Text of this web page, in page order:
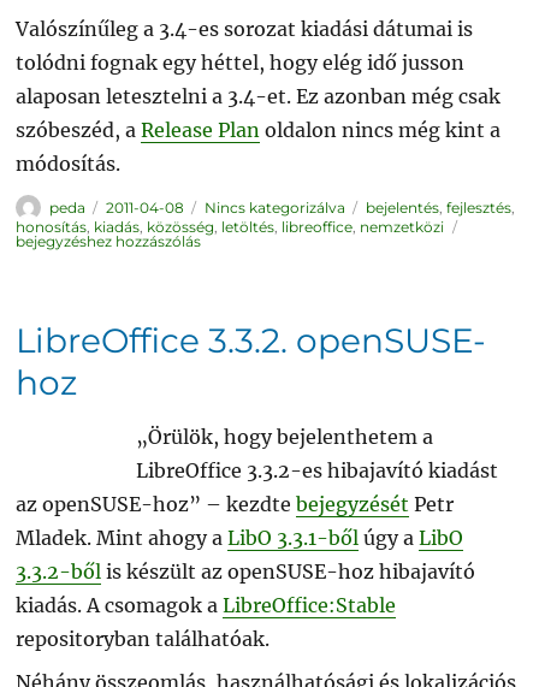
Valószínűleg a 3.4-es sorozat kiadási dátumai is
tolódni fognak egy héttel, hogy elég idő jusson
alaposan letesztelni a 3.4-et. Ez azonban még csak
szóbeszéd, aRelease Plan oldalon nincs még kint a
módosítás.
Szerző
peda Közzétéve
2011-04-08 Kategória
Nincs kategorizálva Címke
bejelentés, fejlesztés,
honosítás, kiadás, közösség, letöltés, libreoffice, nemzetközi
bejegyzéshez hozzászólás
LibreOffice 3.3.2. openSUSE-
hoz
„Örülök, hogy bejelenthetem a
LibreOffice 3.3.2-es hibajavító kiadást
az openSUSE-hoz” – kezdtebejegyzését Petr
Mladek. Mint ahogy aLibO 3.3.1-ből úgy aLibO
3.3.2-ből is készült az openSUSE-hoz hibajavító
kiadás. A csomagok aLibreOffice:Stable
repositoryban találhatóak.